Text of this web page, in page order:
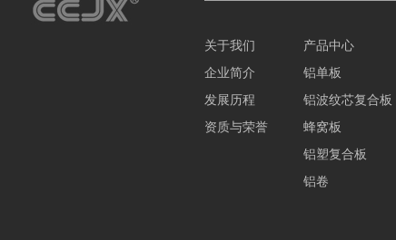
关于我们
企业简介
发展历程
资质与荣誉
产品中心
铝单板
铝波纹芯复合板
蜂窝板
铝塑复合板
铝卷